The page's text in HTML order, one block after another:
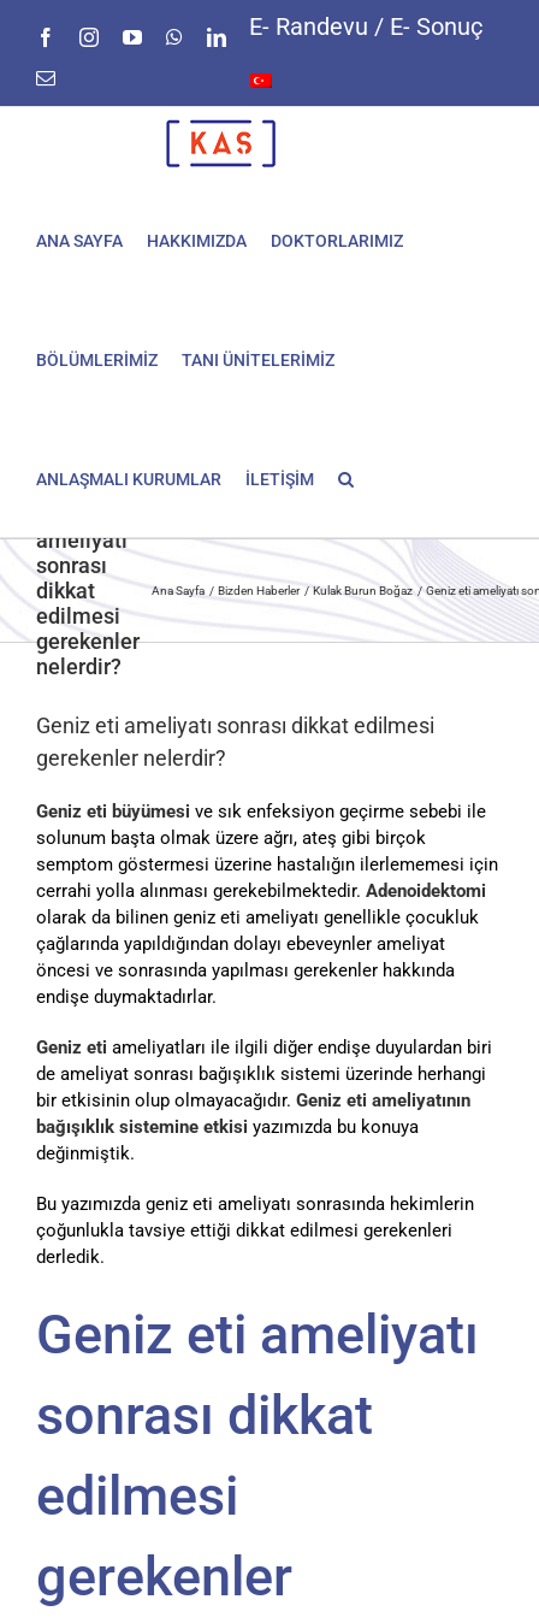
FacebookInstagramYouTubeWhatsAppLinkedIn
E-
E- Randevu / E- Sonuç
ANA SAYFA HAKKIMIZDA DOKTORLARIMIZ
BÖLÜMLERİMİZ TANI ÜNİTELERİMİZ
ANLAŞMALI KURUMLAR İLETİŞİM
ameliyatı
sonrası
dikkat
edilmesi
gerekenler
nelerdir?
Ana Sayfa Bizden Haberler Kulak Burun Boğaz Geniz eti ameliyatı
Geniz eti ameliyatı sonrası dikkat edilmesi
gerekenler nelerdir?
Geniz eti büyümesi ve sık enfeksiyon geçirme sebebi ile
solunum başta olmak üzere ağrı, ateş gibi birçok
semptom göstermesi üzerine hastalığın ilerlememesi için
cerrahi yolla alınması gerekebilmektedir. Adenoidektomi
olarak da bilinen geniz eti ameliyatı genellikle çocukluk
çağlarında yapıldığından dolayı ebeveynler ameliyat
öncesi ve sonrasında yapılması gerekenler hakkında
endişe duymaktadırlar.
Geniz eti ameliyatları ile ilgili diğer endişe duyulardan biri
de ameliyat sonrası bağışıklık sistemi üzerinde herhangi
bir etkisinin olup olmayacağıdır. Geniz eti ameliyatının
bağışıklık sistemine etkisi yazımızda bu konuya
değinmiştik.
Bu yazımızda geniz eti ameliyatı sonrasında hekimlerin
çoğunlukla tavsiye ettiği dikkat edilmesi gerekenleri
derledik.
Geniz eti ameliyatı
sonrası dikkat
edilmesi
gerekenler